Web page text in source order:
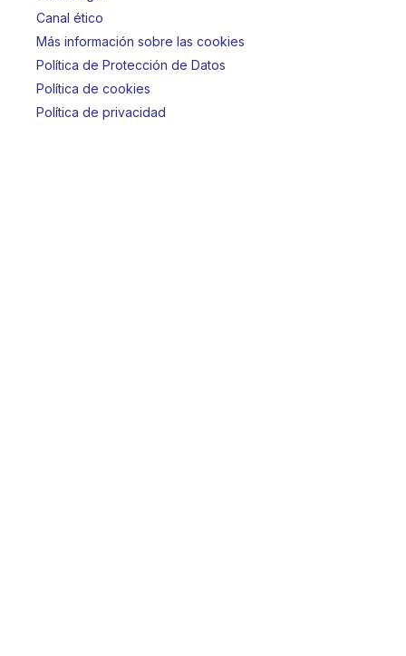
Canal ético
Más información sobre las cookies
Política de Protección de Datos
Política de cookies
Política de privacidad